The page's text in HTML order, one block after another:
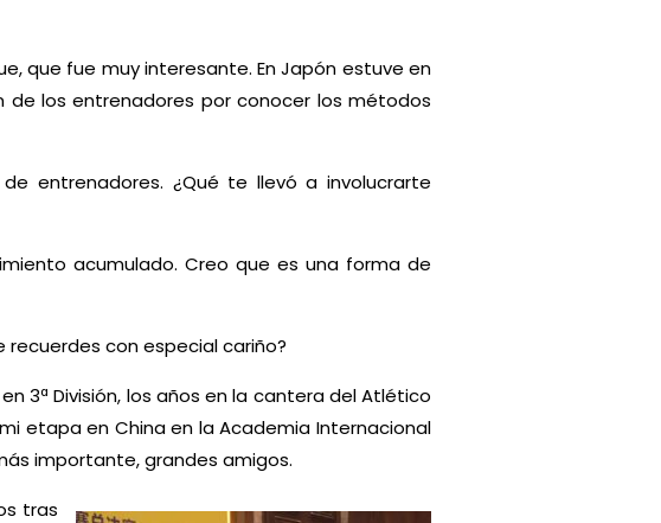
que fue muy interesante. En Japón estuve en
de los entrenadores por conocer los métodos
entrenadores. ¿Qué te llevó a involucrarte
acumulado. Creo que es una forma de
con especial cariño?
3ª División, los años en la cantera del Atlético
etapa en China en la Academia Internacional
importante, grandes amigos.
tras